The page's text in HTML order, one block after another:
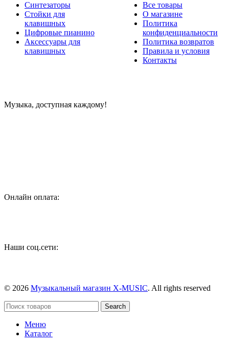
Синтезаторы
Стойки для
клавишных
Цифровые пианино
Аксессуары для
клавишных
Все товары
О магазине
Политика
конфиденциальности
Политика возвратов
Правила и условия
Контакты
Музыка, доступная каждому!
Онлайн оплата:
Наши соц.сети:
© 2026 Музыкальный магазин X-MUSIC. All rights reserved
Search
Меню
Каталог